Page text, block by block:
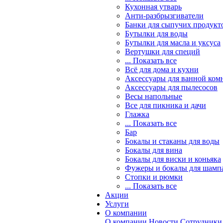
Кухонная утварь
Анти-разбрызгиватели
Банки для сыпучих
Бутылки для воды
Бутылки для масла и уксуса
Вертушки для специй
... Показать все
Всё для дома и кухни
Аксессуары для ванной
Аксессуары для пылесосов
Весы напольные
Все для пикника и дачи
Глажка
... Показать все
Бар
Бокалы и стаканы для воды
Бокалы для вина
Бокалы для виски и коньяка
Фужеры и бокалы для
Стопки и рюмки
... Показать все
Акции
Услуги
О компании